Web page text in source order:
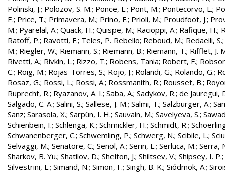
Polinski, J.; Polozov, S. M.; Ponce, L.; Pont, M.; Pontecorvo, L.;
E.; Price, T.; Primavera, M.; Prino, F.; Prioli, M.; Proudfoot, J.;
M.; Pyarelal, A.; Quack, H.; Quispe, M.; Racioppi, A.; Rafique, H.;
Ratoff, P.; Ravotti, F.; Teles, P. Rebello; Reboud, M.; Redaelli, S.
M.; Riegler, W.; Riemann, S.; Riemann, B.; Riemann, T.; Rifflet, J.
Rivetti, A.; Rivkin, L.; Rizzo, T.; Robens, Tania; Robert, F.;
C.; Roig, M.; Rojas-Torres, S.; Rojo, J.; Rolandi, G.; Rolando, G.;
Rosaz, G.; Rossi, L.; Rossi, A.; Rossmanith, R.; Rousset, B.;
Ruprecht, R.; Ryazanov, A. I.; Saba, A.; Sadykov, R.; de Jauregui,
Salgado, C. A.; Salini, S.; Sallese, J. M.; Salmi, T.; Salzburger, A.;
Sanz; Sarasola, X.; Sarpün, I. H.; Sauvain, M.; Savelyeva, S.;
Schienbein, I.; Schlenga, K.; Schmickler, H.; Schmidt, R.;
Schwanenberger, C.; Schwemling, P.; Schwerg, N.; Scibile, L.;
Selvaggi, M.; Senatore, C.; Senol, A.; Serin, L.; Serluca, M.; Serra,
Sharkov, B. Yu.; Shatilov, D.; Shelton, J.; Shiltsev, V.; Shipsey, I. P.;
Silvestrini, L.; Simand, N.; Simon, F.; Singh, B. K.; Siódmok, A.;